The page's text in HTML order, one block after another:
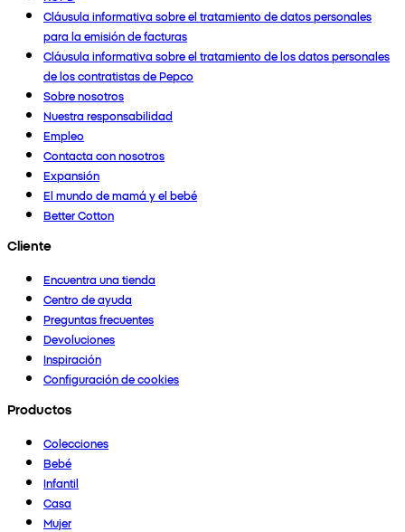
Cláusula informativa sobre el tratamiento de datos personales
para la emisión de facturas
Cláusula informativa sobre el tratamiento de los datos personales
de los contratistas de Pepco
Sobre nosotros
Nuestra responsabilidad
Empleo
Contacta con nosotros
Expansión
El mundo de mamá y el bebé
Better Cotton
Cliente
Encuentra una tienda
Centro de ayuda
Preguntas frecuentes
Devoluciones
Inspiración
Configuración de cookies
Productos
Colecciones
Bebé
Infantil
Casa
Mujer